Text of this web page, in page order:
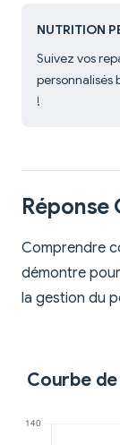
NUTRITION
Suivez vos
personnalisés
!
Réponse
Comprendre
démontre
la gestion du
Courbe